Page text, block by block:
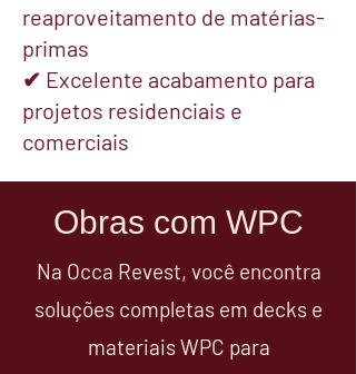
reaproveitamento de matérias-
primas
✔ Excelente acabamento para
projetos residenciais e
comerciais
Obras com WPC
Na Occa Revest, você encontra
soluções completas em decks e
materiais WPC para